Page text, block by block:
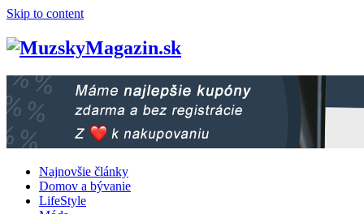
Skip to content
Najnovšie články
Domov a bývanie
LifeStyle